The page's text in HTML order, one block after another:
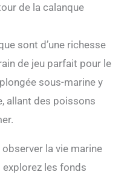
de la calanque
sont d’une richesse
de jeu parfait pour le
sous-marine y
allant des poissons
la vie marine
explorez les fonds